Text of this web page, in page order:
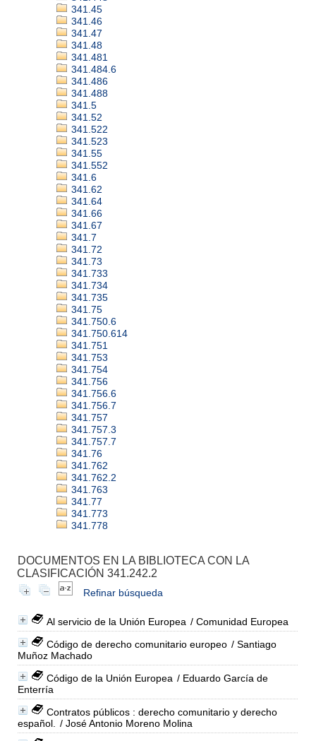
341.45
341.46
341.47
341.48
341.481
341.484.6
341.486
341.488
341.5
341.52
341.522
341.523
341.55
341.552
341.6
341.62
341.64
341.66
341.67
341.7
341.72
341.73
341.733
341.734
341.735
341.75
341.750.6
341.750.614
341.751
341.753
341.754
341.756
341.756.6
341.756.7
341.757
341.757.3
341.757.7
341.76
341.762
341.762.2
341.763
341.77
341.773
341.778
DOCUMENTOS EN LA BIBLIOTECA CON LA
CLASIFICACIÓN 341.242.2
Refinar búsqueda
Al servicio de la Unión Europea / Comunidad Europea
Código de derecho comunitario europeo / Santiago
Muñoz Machado
Código de la Unión Europea / Eduardo García de
Enterría
Contratos públicos : derecho comunitario y derecho
español.
/ José Antonio Moreno Molina